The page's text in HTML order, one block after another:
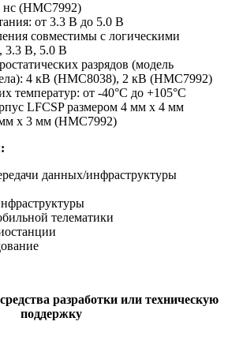
(HMC7992)
от 3.3 В до 5.0 В
совместимы с логическими
3.3 В, 5.0 В
разрядов (модель
4 кВ (HMC8038), 2 кВ (HMC7992)
температур: от -40°C до +105°C
LFCSP размером 4 мм х 4 мм
х 3 мм (HMC7992)
данных/инфраструктуры
телематики
разработки или техническую
поддержку